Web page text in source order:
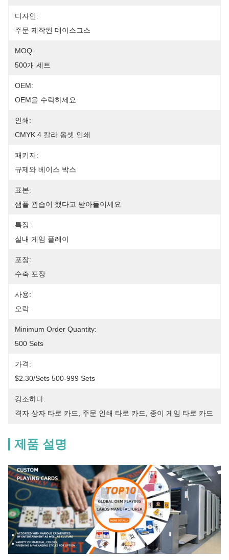
디자인:
주문 제작된 데이스그스
MOQ:
500개 세트
OEM:
OEM을 수락하세요
인쇄:
CMYK 4 칼라 옵셋 인쇄
패키지:
규제와 베이스 박스
표본:
샘플 관습이 했다고 받아들이세요
특징:
실내 게임 플레이
포장:
수축 포장
사용:
오락
Minimum Order Quantity:
500 Sets
가격:
$2.30/sets 500-999 Sets
강조하다:
격자 상자 타로 카드
주문 인쇄 타로 카드 종이 게임 타로 카드
제품 설명